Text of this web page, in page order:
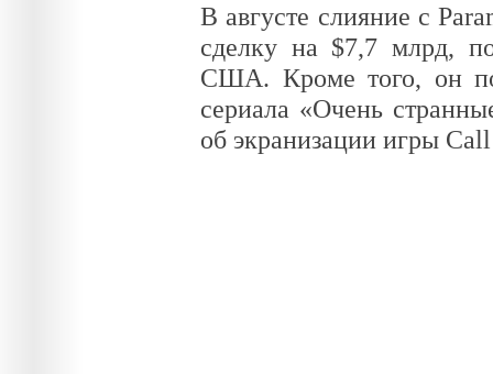
В августе слияние с
сделку на $7,7 млрд,
США. Кроме того, он
сериала «Очень
об экранизации игры